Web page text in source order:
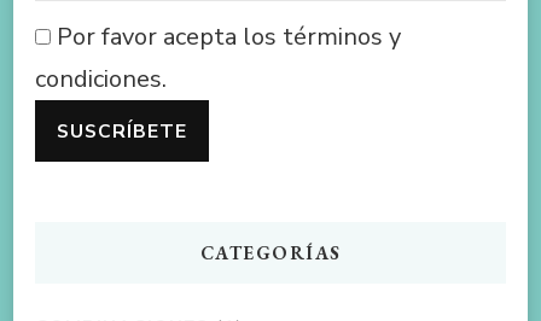
Por favor acepta los términos y
condiciones.
CATEGORÍAS